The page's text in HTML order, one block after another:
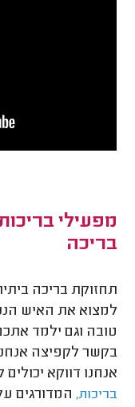
מפעילי
בריכה
תחזוקת בריכה
למצוא את האיש
טובה וגם ילמד
בקשר לקפיצה
אנחנו דווקא יכולים
בריכות, המדורגים